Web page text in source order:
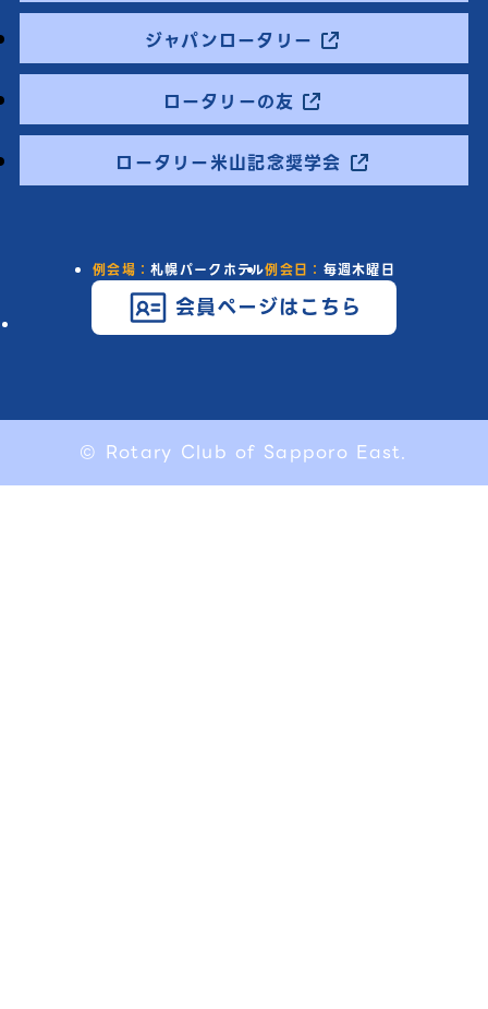
ジャパンロータリー
ロータリーの友
ロータリー米山記念奨学会
例会場：札幌パークホテル例会日： 毎週木曜日
会員ページはこちら
© Rotary Club of Sapporo East.